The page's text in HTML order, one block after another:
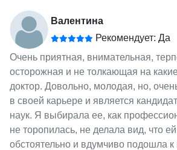
Валентина
Рекомендует: Да
Очень приятная, внимательная,
осторожная и не толкающая на
доктор. Довольно, молодая, но,
в своей карьере и является
наук. Я выбирала ее, как
не торопилась, не делала вид, что ей
обстоятельно и вдумчиво подошла